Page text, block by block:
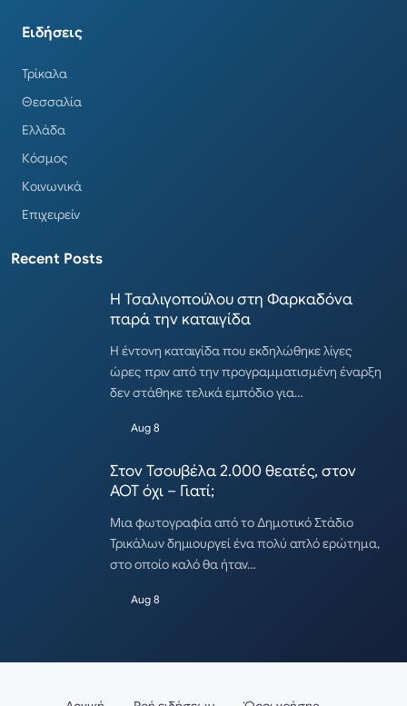
Ειδήσεις
Τρίκαλα
Θεσσαλία
Ελλάδα
Κόσμος
Κοινωνικά
Επιχειρείν
Recent Posts
Η Τσαλιγοπούλου στη Φαρκαδόνα
παρά την καταιγίδα
Η έντονη καταιγίδα που εκδηλώθηκε λίγες
ώρες πριν από την προγραμματισμένη έναρξη
δεν στάθηκε τελικά εμπόδιο για…
Aug 8
Στον Τσουβέλα 2.000 θεατές, στον
ΑΟΤ όχι – Γιατί;
Μια φωτογραφία από το Δημοτικό Στάδιο
Τρικάλων δημιουργεί ένα πολύ απλό ερώτημα,
στο οποίο καλό θα ήταν…
Aug 8